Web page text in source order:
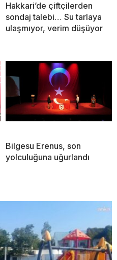
Hakkari’de çiftçilerden
sondaj talebi… Su tarlaya
ulaşmıyor, verim düşüyor
Bilgesu Erenus, son
yolculuğuna uğurlandı